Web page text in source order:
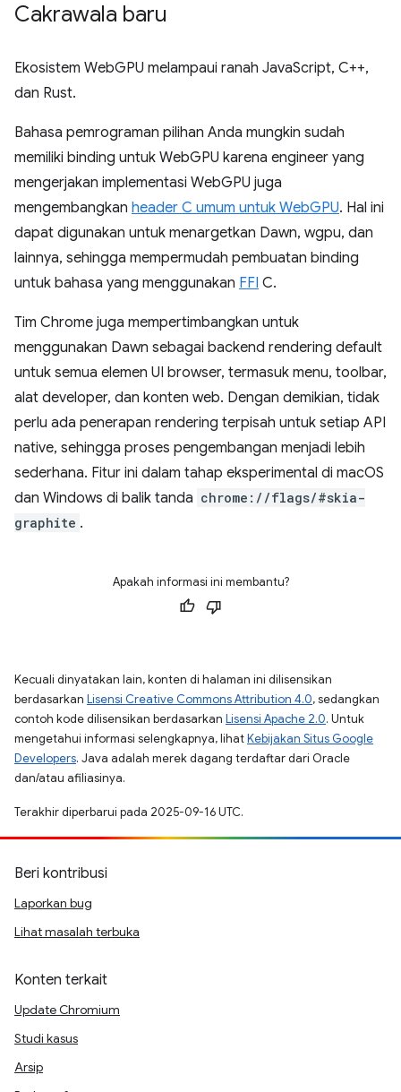
Cakrawala baru
Ekosistem WebGPU melampaui ranah JavaScript, C++,
dan Rust.
Bahasa pemrograman pilihan Anda mungkin sudah
memiliki binding untuk WebGPU karena engineer yang
mengerjakan implementasi WebGPU juga
mengembangkan header C umum untuk WebGPU. Hal ini
dapat digunakan untuk menargetkan Dawn, wgpu, dan
lainnya, sehingga mempermudah pembuatan binding
untuk bahasa yang menggunakan FFI C.
Tim Chrome juga mempertimbangkan untuk
menggunakan Dawn sebagai backend rendering default
untuk semua elemen UI browser, termasuk menu, toolbar,
alat developer, dan konten web. Dengan demikian, tidak
perlu ada penerapan rendering terpisah untuk setiap API
native, sehingga proses pengembangan menjadi lebih
sederhana. Fitur ini dalam tahap eksperimental di macOS
dan Windows di balik tanda chrome://flags/#skia-
graphite .
Apakah informasi ini membantu?
Kecuali dinyatakan lain, konten di halaman ini dilisensikan
berdasarkan Lisensi Creative Commons Attribution 4.0, sedangkan
contoh kode dilisensikan berdasarkan Lisensi Apache 2.0. Untuk
mengetahui informasi selengkapnya, lihatKebijakan Situs Google
Developers. Java adalah merek dagang terdaftar dari Oracle
dan/atau afiliasinya.
Terakhir diperbarui pada 2025-09-16 UTC.
Beri kontribusi
Laporkan bug
Lihat masalah terbuka
Konten terkait
Update Chromium
Studi kasus
Arsip